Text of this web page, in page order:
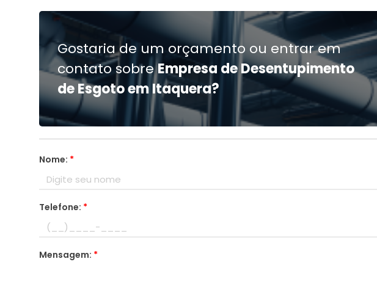
Gostaria de um orçamento ou entrar em
contato sobreEmpresa de Desentupimento
de Esgoto em Itaquera?
Nome: *
Telefone: *
Mensagem: *